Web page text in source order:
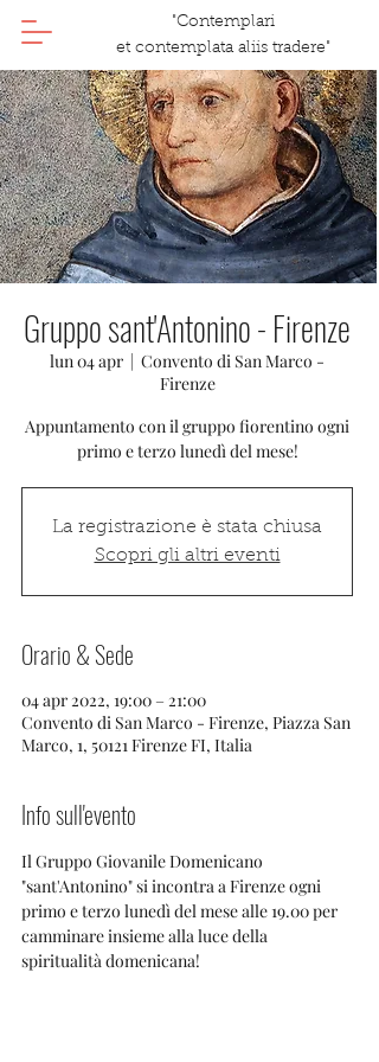
"Contemplari
et contemplata aliis tradere"
Gruppo sant'Antonino - Firenze
lun 04 apr
  |
Convento di San Marco -
Firenze
Appuntamento con il gruppo fiorentino ogni
primo e terzo lunedì del mese!
La registrazione è stata chiusa
Scopri gli altri eventi
Orario & Sede
04 apr 2022, 19:00 – 21:00
Convento di San Marco - Firenze, Piazza San
Marco, 1, 50121 Firenze FI, Italia
Info sull'evento
Il Gruppo Giovanile Domenicano
"sant'Antonino" si incontra a Firenze ogni
primo e terzo lunedì del mese alle 19.00 per
camminare insieme alla luce della
spiritualità domenicana!